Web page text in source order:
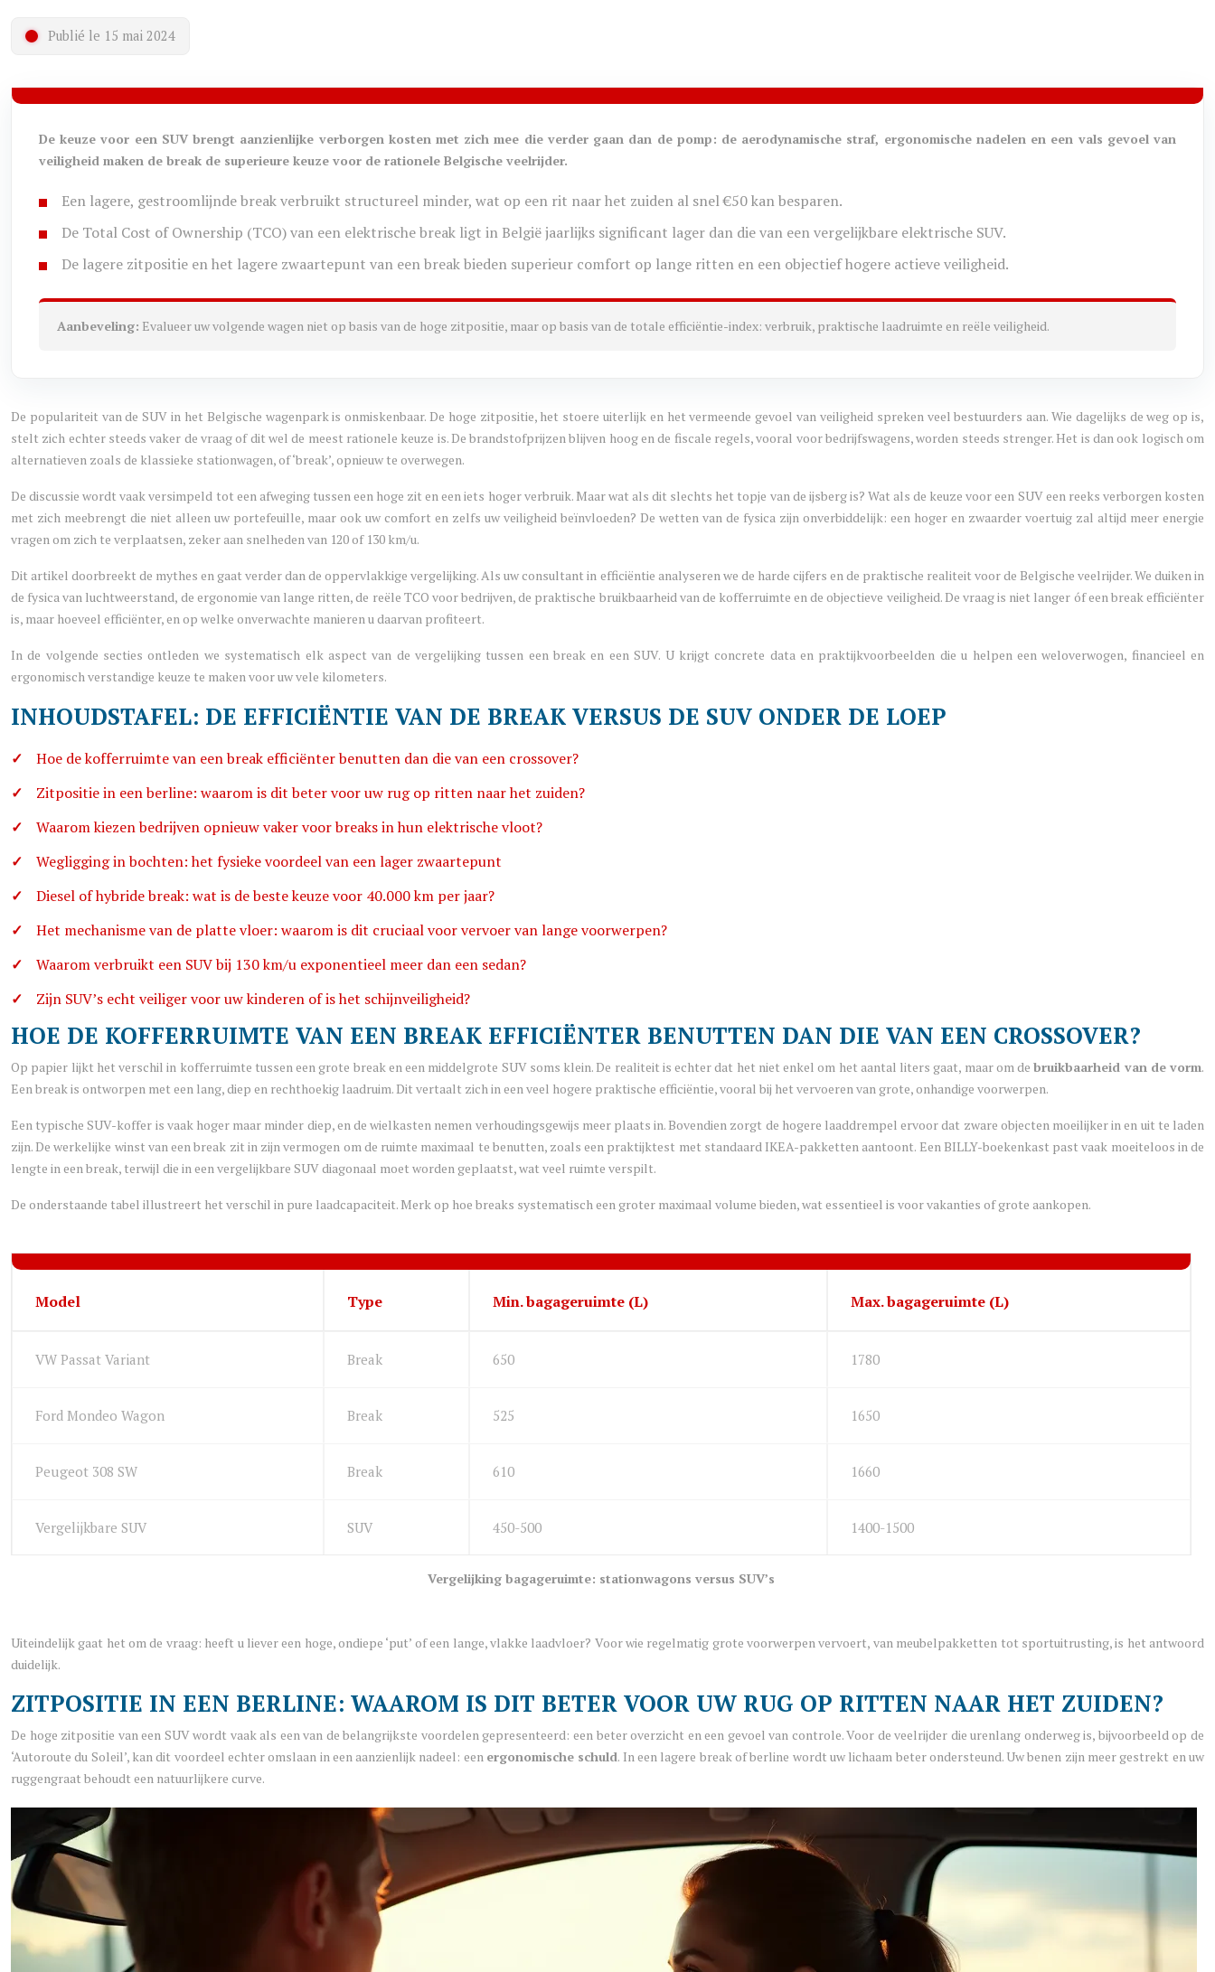
Publié le 15 mai 2024
De keuze voor een SUV brengt aanzienlijke verborgen kosten met zich mee die verder gaan dan de pomp: de aerodynamische straf, ergonomische nadelen en een vals gevoel van
veiligheid maken de break de superieure keuze voor de rationele Belgische veelrijder.
Een lagere, gestroomlijnde break verbruikt structureel minder, wat op een rit naar het zuiden al snel €50 kan besparen.
De Total Cost of Ownership (TCO) van een elektrische break ligt in België jaarlijks significant lager dan die van een vergelijkbare elektrische SUV.
De lagere zitpositie en het lagere zwaartepunt van een break bieden superieur comfort op lange ritten en een objectief hogere actieve veiligheid.
Aanbeveling: Evalueer uw volgende wagen niet op basis van de hoge zitpositie, maar op basis van de totale efficiëntie-index: verbruik, praktische laadruimte en reële veiligheid.
De populariteit van de SUV in het Belgische wagenpark is onmiskenbaar. De hoge zitpositie, het stoere uiterlijk en het vermeende gevoel van veiligheid spreken veel bestuurders aan. Wie dagelijks de weg op is,
stelt zich echter steeds vaker de vraag of dit wel de meest rationele keuze is. De brandstofprijzen blijven hoog en de fiscale regels, vooral voor bedrijfswagens, worden steeds strenger. Het is dan ook logisch om
alternatieven zoals de klassieke stationwagen, of ‘break’, opnieuw te overwegen.
De discussie wordt vaak versimpeld tot een afweging tussen een hoge zit en een iets hoger verbruik. Maar wat als dit slechts het topje van de ijsberg is? Wat als de keuze voor een SUV een reeks verborgen kosten
met zich meebrengt die niet alleen uw portefeuille, maar ook uw comfort en zelfs uw veiligheid beïnvloeden? De wetten van de fysica zijn onverbiddelijk: een hoger en zwaarder voertuig zal altijd meer energie
vragen om zich te verplaatsen, zeker aan snelheden van 120 of 130 km/u.
Dit artikel doorbreekt de mythes en gaat verder dan de oppervlakkige vergelijking. Als uw consultant in efficiëntie analyseren we de harde cijfers en de praktische realiteit voor de Belgische veelrijder. We duiken in
de fysica van luchtweerstand, de ergonomie van lange ritten, de reële TCO voor bedrijven, de praktische bruikbaarheid van de kofferruimte en de objectieve veiligheid. De vraag is niet langer óf een break efficiënter
is, maar hoeveel efficiënter, en op welke onverwachte manieren u daarvan profiteert.
In de volgende secties ontleden we systematisch elk aspect van de vergelijking tussen een break en een SUV. U krijgt concrete data en praktijkvoorbeelden die u helpen een weloverwogen, financieel en
ergonomisch verstandige keuze te maken voor uw vele kilometers.
INHOUDSTAFEL: DE EFFICIËNTIE VAN DE BREAK VERSUS DE SUV ONDER DE LOEP
Hoe de kofferruimte van een break efficiënter benutten dan die van een crossover?
Zitpositie in een berline: waarom is dit beter voor uw rug op ritten naar het zuiden?
Waarom kiezen bedrijven opnieuw vaker voor breaks in hun elektrische vloot?
Wegligging in bochten: het fysieke voordeel van een lager zwaartepunt
Diesel of hybride break: wat is de beste keuze voor 40.000 km per jaar?
Het mechanisme van de platte vloer: waarom is dit cruciaal voor vervoer van lange voorwerpen?
Waarom verbruikt een SUV bij 130 km/u exponentieel meer dan een sedan?
Zijn SUV’s echt veiliger voor uw kinderen of is het schijnveiligheid?
HOE DE KOFFERRUIMTE VAN EEN BREAK EFFICIËNTER BENUTTEN DAN DIE VAN EEN CROSSOVER?
Op papier lijkt het verschil in kofferruimte tussen een grote break en een middelgrote SUV soms klein. De realiteit is echter dat het niet enkel om het aantal liters gaat, maar om debruikbaarheid van de vorm.
Een break is ontworpen met een lang, diep en rechthoekig laadruim. Dit vertaalt zich in een veel hogere praktische efficiëntie, vooral bij het vervoeren van grote, onhandige voorwerpen.
Een typische SUV-koffer is vaak hoger maar minder diep, en de wielkasten nemen verhoudingsgewijs meer plaats in. Bovendien zorgt de hogere laaddrempel ervoor dat zware objecten moeilijker in en uit te laden
zijn. De werkelijke winst van een break zit in zijn vermogen om de ruimte maximaal te benutten, zoals een praktijktest met standaard IKEA-pakketten aantoont. Een BILLY-boekenkast past vaak moeiteloos in de
lengte in een break, terwijl die in een vergelijkbare SUV diagonaal moet worden geplaatst, wat veel ruimte verspilt.
De onderstaande tabel illustreert het verschil in pure laadcapaciteit. Merk op hoe breaks systematisch een groter maximaal volume bieden, wat essentieel is voor vakanties of grote aankopen.
Vergelijking bagageruimte: stationwagons versus SUV’s
Model Type Min. bagageruimte (L) Max. bagageruimte (L)
VW Passat Variant Break 650 1780
Ford Mondeo Wagon Break 525 1650
Peugeot 308 SW Break 610 1660
Vergelijkbare SUV SUV 450-500 1400-1500
Uiteindelijk gaat het om de vraag: heeft u liever een hoge, ondiepe ‘put’ of een lange, vlakke laadvloer? Voor wie regelmatig grote voorwerpen vervoert, van meubelpakketten tot sportuitrusting, is het antwoord
duidelijk.
ZITPOSITIE IN EEN BERLINE: WAAROM IS DIT BETER VOOR UW RUG OP RITTEN NAAR HET ZUIDEN?
De hoge zitpositie van een SUV wordt vaak als een van de belangrijkste voordelen gepresenteerd: een beter overzicht en een gevoel van controle. Voor de veelrijder die urenlang onderweg is, bijvoorbeeld op de
‘Autoroute du Soleil’, kan dit voordeel echter omslaan in een aanzienlijk nadeel: een ergonomische schuld. In een lagere break of berline wordt uw lichaam beter ondersteund. Uw benen zijn meer gestrekt en uw
ruggengraat behoudt een natuurlijkere curve.